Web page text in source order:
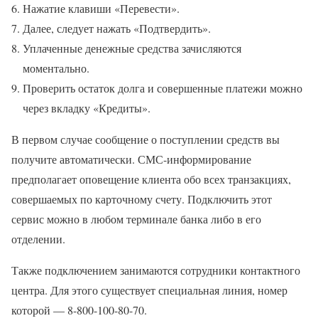
Нажатие клавиши «Перевести».
Далее, следует нажать «Подтвердить».
Уплаченные денежные средства зачисляются
моментально.
Проверить остаток долга и совершенные платежи можно
через вкладку «Кредиты».
В первом случае сообщение о поступлении средств вы
получите автоматически. СМС-информирование
предполагает оповещение клиента обо всех транзакциях,
совершаемых по карточному счету. Подключить этот
сервис можно в любом терминале банка либо в его
отделении.
Также подключением занимаются сотрудники контактного
центра. Для этого существует специальная линия, номер
которой — 8-800-100-80-70.